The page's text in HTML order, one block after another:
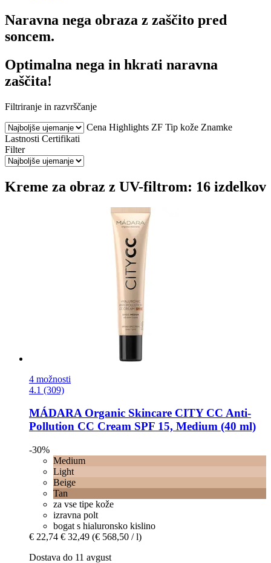
Naravna nega obraza z zaščito pred
soncem.
Optimalna nega in hkrati naravna
zaščita!
Filtriranje in razvrščanje
Cena Highlights ZF Tip kože Znamke
Lastnosti Certifikati
Filter
Kreme za obraz z UV-filtrom: 16 izdelkov
4 možnosti
4.1 (309)
MÁDARA Organic Skincare CITY CC Anti-​
Pollution CC Cream SPF 15, Medium (40 ml)
-30%
Medium
Light
Beige
Tan
za vse tipe kože
izravna polt
bogat s hialuronsko kislino
€ 22,74 € 32,49 (€ 568,50 / l)
Dostava do 11 avgust